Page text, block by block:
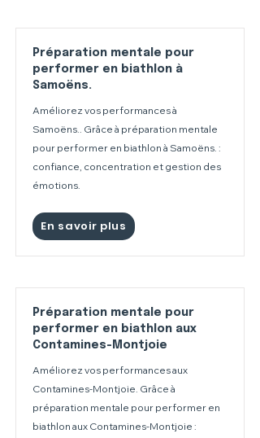
Préparation mentale pour
performer en biathlon à
Samoëns.
Améliorez vos performances à
Samoëns.. Grâce à préparation mentale
pour performer en biathlon à Samoëns. :
confiance, concentration et gestion des
émotions.
En savoir plus
Préparation mentale pour
performer en biathlon aux
Contamines-Montjoie
Améliorez vos performances aux
Contamines-Montjoie. Grâce à
préparation mentale pour performer en
biathlon aux Contamines-Montjoie :